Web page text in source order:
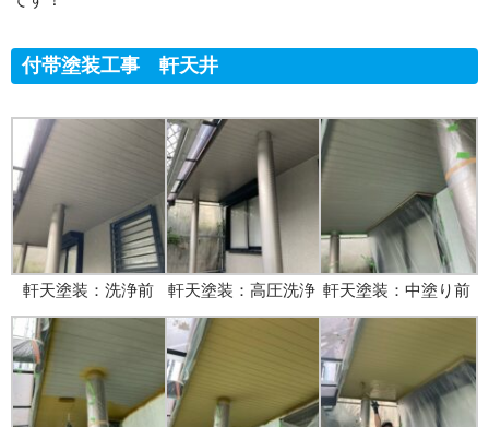
付帯塗装工事 軒天井
軒天塗装：洗浄前 軒天塗装：高圧洗浄 軒天塗装：中塗り前